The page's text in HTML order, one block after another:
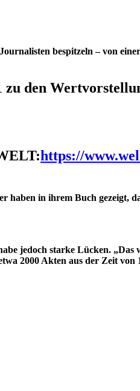
bespitzeln – von
den
https://
haben in ihrem Buch gezeigt,
jedoch starke Lücken. „Das
2000 Akten aus der Zeit von